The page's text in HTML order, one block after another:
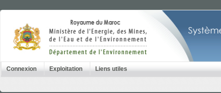
Connexion Exploitation Liens utiles